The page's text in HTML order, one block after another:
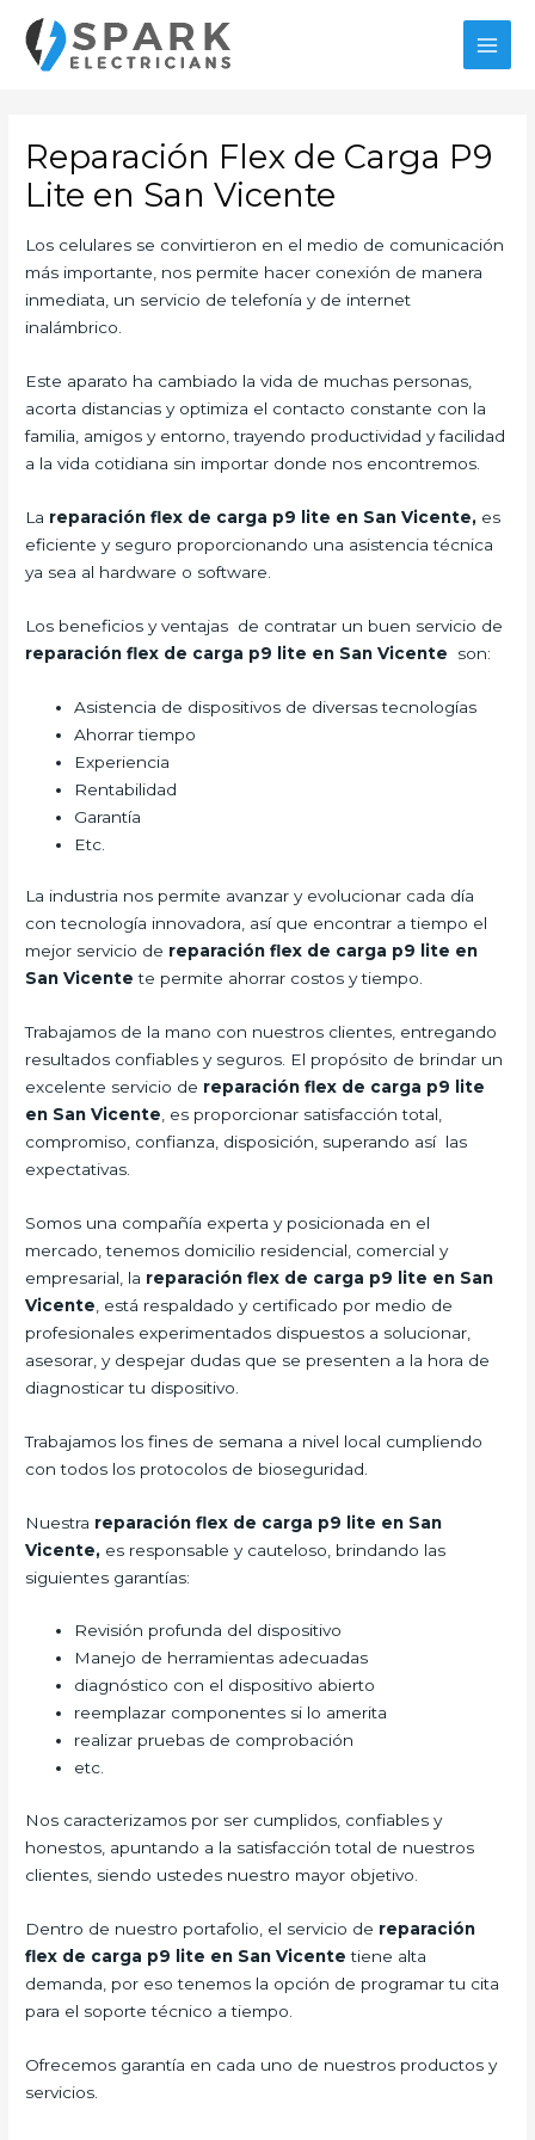
contenido
Reparación Flex de Carga P9
Lite en San Vicente
Los celulares se convirtieron en el medio de comunicación
más importante, nos permite hacer conexión de manera
inmediata, un servicio de telefonía y de internet
inalámbrico.
Este aparato ha cambiado la vida de muchas personas,
acorta distancias y optimiza el contacto constante con la
familia, amigos y entorno, trayendo productividad y facilidad
a la vida cotidiana sin importar donde nos encontremos.
La reparación flex de carga p9 lite en San Vicente, es
eficiente y seguro proporcionando una asistencia técnica
ya sea al hardware o software.
Los beneficios y ventajas de contratar un buen servicio de
reparación flex de carga p9 lite en San Vicente son:
Asistencia de dispositivos de diversas tecnologías
Ahorrar tiempo
Experiencia
Rentabilidad
Garantía
Etc.
La industria nos permite avanzar y evolucionar cada día
con tecnología innovadora, así que encontrar a tiempo el
mejor servicio de reparación flex de carga p9 lite en
San Vicente te permite ahorrar costos y tiempo.
Trabajamos de la mano con nuestros clientes, entregando
resultados confiables y seguros. El propósito de brindar un
excelente servicio de reparación flex de carga p9 lite
en San Vicente , es proporcionar satisfacción total,
compromiso, confianza, disposición, superando así las
expectativas.
Somos una compañía experta y posicionada en el
mercado, tenemos domicilio residencial, comercial y
empresarial, la reparación flex de carga p9 lite en San
Vicente , está respaldado y certificado por medio de
profesionales experimentados dispuestos a solucionar,
asesorar, y despejar dudas que se presenten a la hora de
diagnosticar tu dispositivo.
Trabajamos los fines de semana a nivel local cumpliendo
con todos los protocolos de bioseguridad.
Nuestra reparación flex de carga p9 lite en San
Vicente, es responsable y cauteloso, brindando las
siguientes garantías:
Revisión profunda del dispositivo
Manejo de herramientas adecuadas
diagnóstico con el dispositivo abierto
reemplazar componentes si lo amerita
realizar pruebas de comprobación
etc.
Nos caracterizamos por ser cumplidos, confiables y
honestos, apuntando a la satisfacción total de nuestros
clientes, siendo ustedes nuestro mayor objetivo.
Dentro de nuestro portafolio, el servicio de reparación
flex de carga p9 lite en San Vicente tiene alta
demanda, por eso tenemos la opción de programar tu cita
para el soporte técnico a tiempo.
Ofrecemos garantía en cada uno de nuestros productos y
servicios.